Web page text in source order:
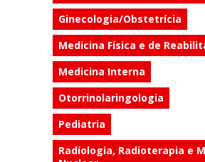
Ginecologia/Obstetrícia
Medicina Física e de
Medicina Interna
Otorrinolaringologia
Pediatria
Radiologia, Radioterapia e